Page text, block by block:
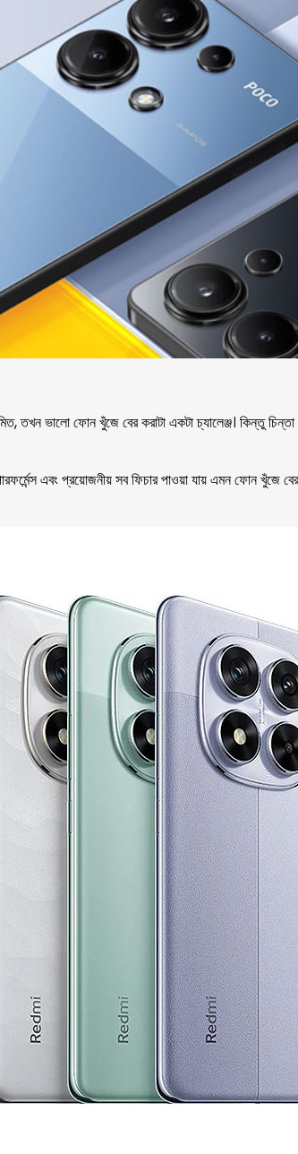
তখন ভালো ফোন খুঁজে বের করাটা একটা চ্যালেঞ্জ। কিন্তু
এবং প্রয়োজনীয় সব ফিচার পাওয়া যায় এমন ফোন